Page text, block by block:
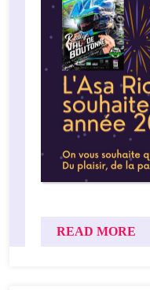
READ MORE